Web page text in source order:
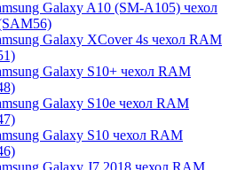
Galaxy A10 (SM-A105) чехол
Galaxy XCover 4s чехол RAM
Galaxy S10+ чехол RAM
Galaxy S10e чехол RAM
Galaxy S10 чехол RAM
Galaxy J7 2018 чехол RAM